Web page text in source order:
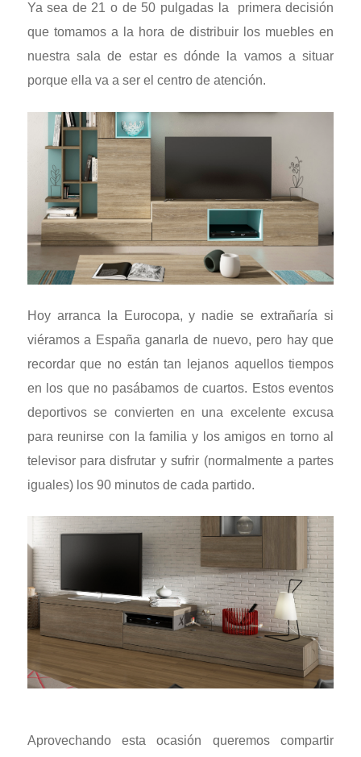
Ya sea de 21 o de 50 pulgadas la primera decisión
que tomamos a la hora de distribuir los muebles en
nuestra sala de estar es dónde la vamos a situar
porque ella va a ser el centro de atención.
Hoy arranca la Eurocopa, y nadie se extrañaría si
viéramos a España ganarla de nuevo, pero hay que
recordar que no están tan lejanos aquellos tiempos
en los que no pasábamos de cuartos. Estos eventos
deportivos se convierten en una excelente excusa
para reunirse con la familia y los amigos en torno al
televisor para disfrutar y sufrir (normalmente a partes
iguales) los 90 minutos de cada partido.
Aprovechando esta ocasión queremos compartir